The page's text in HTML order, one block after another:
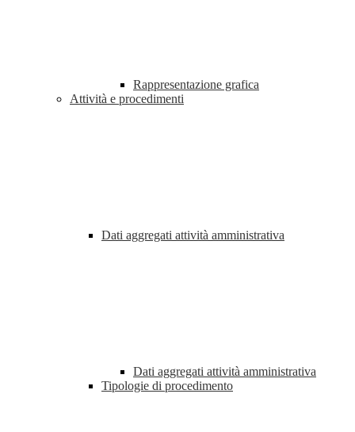
Rappresentazione grafica
Attività e procedimenti
Dati aggregati attività amministrativa
Dati aggregati attività amministrativa
Tipologie di procedimento